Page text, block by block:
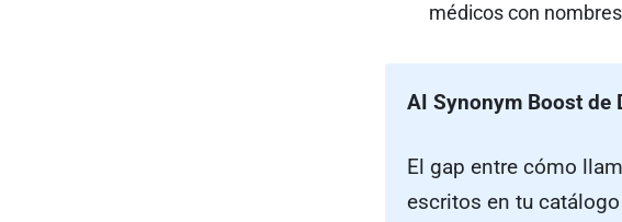
médicos con
AI Synonym Boost de
El gap entre cómo
escritos en tu